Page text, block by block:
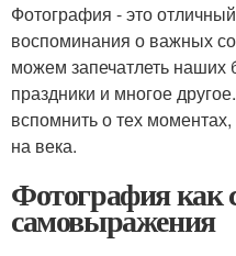
Фотография - это
воспоминания о важных
можем запечатлеть наших
праздники и многое
вспомнить о тех
на века.
Фотография как
самовыражения